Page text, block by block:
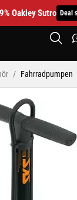
Oakley Sutro Deal
Fahrradpumpen